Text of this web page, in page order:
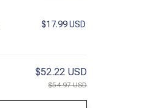
$17.99 USD
$52.22 USD
$54.97 USD